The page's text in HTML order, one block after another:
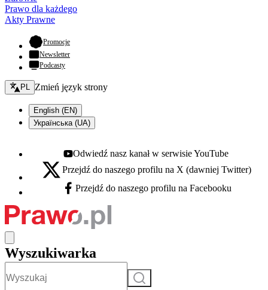
Prawo dla każdego
Akty Prawne
Promocje- otwiera się w nowej karcie
Newsletter
Podcasty
Zmień język - bieżący:
PL Zmień język strony
English (EN)
Українська (UA)
Youtube - otwiera się w nowej karcie
Odwiedź nasz kanał w serwisie YouTube
X - otwiera się w nowej karcie
Przejdź do naszego profilu na X (dawniej Twitter)
Facebook - otwiera się w nowej karcie
Przejdź do naszego profilu na Facebooku
Wyszukiwarka
Szukaj